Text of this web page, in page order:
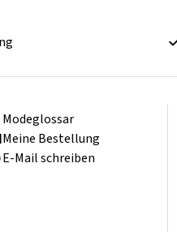
Modeglossar
Meine Bestellung
E-Mail schreiben